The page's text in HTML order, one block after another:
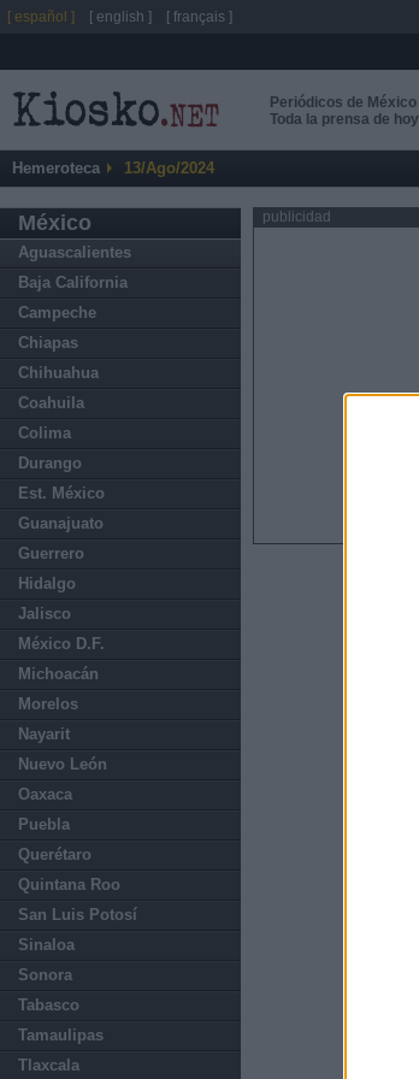
Periódicos de México
Toda la prensa de hoy
Hemeroteca 13/Ago/2024
México
Aguascalientes
Baja California
Campeche
Chiapas
Chihuahua
Coahuila
Colima
Durango
Est. México
Guanajuato
Guerrero
Hidalgo
Jalisco
México D.F.
Michoacán
Morelos
Nayarit
Nuevo León
Oaxaca
Puebla
Querétaro
Quintana Roo
San Luis Potosí
Sinaloa
Sonora
Tabasco
Tamaulipas
Tlaxcala
publicidad
[ español ] [ english ] [ français ]